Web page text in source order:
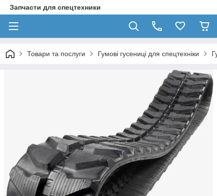
Запчасти для спецтехники
Товари та послуги Гумові гусениці для спецтехніки